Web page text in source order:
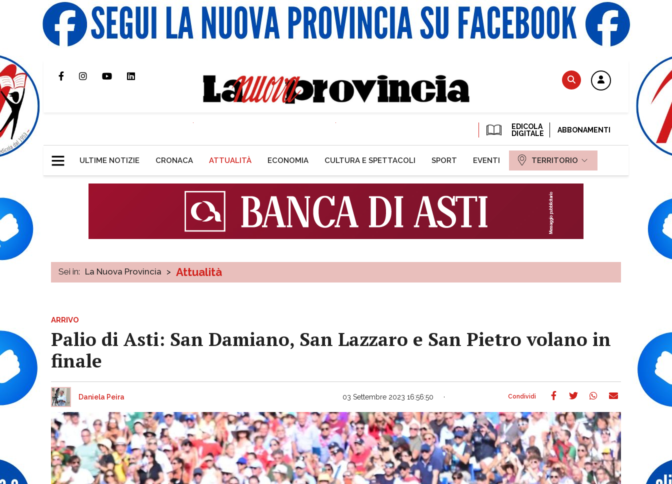
EDICOLA
DIGITALE
ABBONAMENTI
ULTIME NOTIZIE CRONACA ATTUALITÀ ECONOMIA CULTURA E SPETTACOLI SPORT EVENTI TERRITORIO
Sei in: La Nuova Provincia > Attualità
ARRIVO
Palio di Asti: San Damiano, San Lazzaro e San Pietro volano in
finale
Daniela Peira 03 Settembre 2023 16:56:50